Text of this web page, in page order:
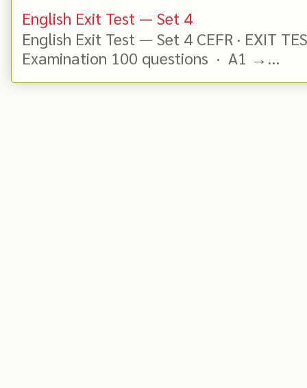
English Exit Test — Set 4
English Exit Test — Set 4 CEFR · EXIT
Examination 100 questions · A1 →...